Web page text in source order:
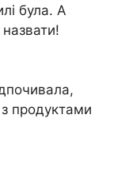
була. А
продуктами